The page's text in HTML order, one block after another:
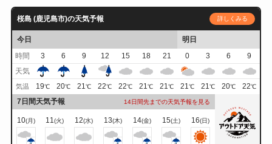
桜島 (鹿児島市)の天気予報 詳しくみる
今日
明日
時間
3 6 9 12 15 18 21 0 3 6
9
天気
気温 19℃ 20℃ 21℃ 22℃ 22℃ 21℃ 21℃ 21℃ 21℃ 20℃ 22℃
7日間天気予報 14日間先までの天気予報を見る
10(月) 11(火) 12(水) 13(木) 14(金) 15(土) 16(日)